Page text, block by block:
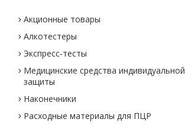
Акционные товары
Алкотестеры
Экспресс-тесты
Медицинские средства индивидуальной
защиты
Наконечники
Расходные материалы для ПЦР